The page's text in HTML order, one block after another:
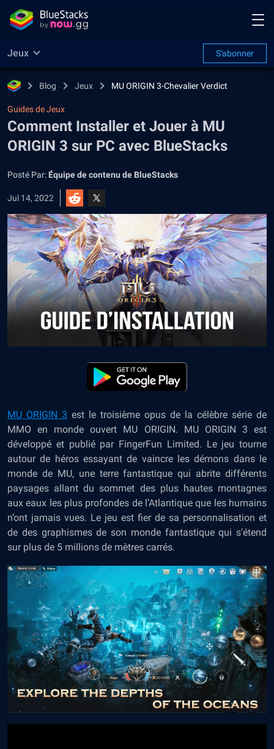
Jeux S'abonner
Blog Jeux MU ORIGIN 3-Chevalier Verdict
Guides de Jeux
Comment Installer et Jouer à MU
ORIGIN 3 sur PC avec BlueStacks
Posté Par: Équipe de contenu de BlueStacks
Jul 14, 2022
MU ORIGIN 3 est le troisième opus de la célèbre série de
MMO en monde ouvert MU ORIGIN. MU ORIGIN 3 est
développé et publié par FingerFun Limited. Le jeu tourne
autour de héros essayant de vaincre les démons dans le
monde de MU, une terre fantastique qui abrite différents
paysages allant du sommet des plus hautes montagnes
aux eaux les plus profondes de l’Atlantique que les humains
n’ont jamais vues. Le jeu est fier de sa personnalisation et
de des graphismes de son monde fantastique qui s’étend
sur plus de 5 millions de mètres carrés.